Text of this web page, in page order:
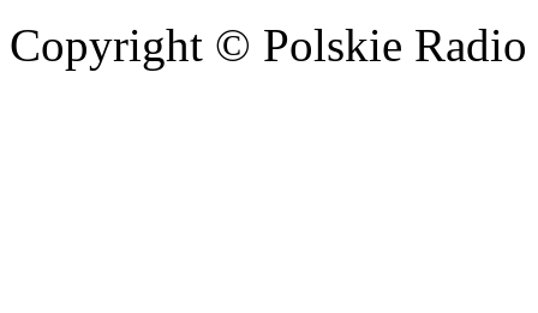
Copyright © Polskie